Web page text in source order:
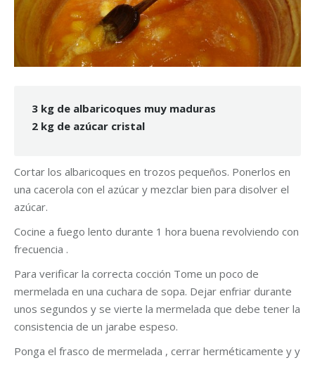
3 kg de albaricoques muy maduras
2 kg de azúcar cristal
Cortar los albaricoques en trozos pequeños. Ponerlos en
una cacerola con el azúcar y mezclar bien para disolver el
azúcar.
Cocine a fuego lento durante 1 hora buena revolviendo con
frecuencia .
Para verificar la correcta cocción Tome un poco de
mermelada en una cuchara de sopa. Dejar enfriar durante
unos segundos y se vierte la mermelada que debe tener la
consistencia de un jarabe espeso.
Ponga el frasco de mermelada , cerrar herméticamente y y